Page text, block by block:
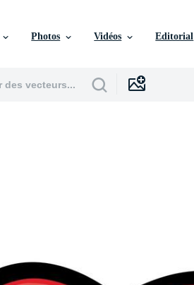
Photos Vidéos Editorial